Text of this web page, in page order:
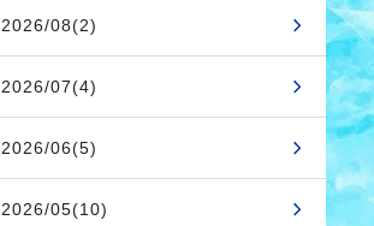
2026/08(2)
2026/07(4)
2026/06(5)
2026/05(10)